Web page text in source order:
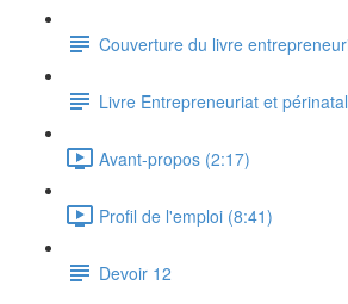
Couverture du livre
Livre Entrepreneuriat et
Avant-propos (2:17)
Profil de l'emploi (8:41)
Devoir 12